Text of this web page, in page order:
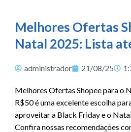
Melhores Ofertas
Natal 2025: Lista
administrador 21/08/25
Melhores Ofertas Shopee para o
R$50 é uma excelente escolha
aproveitar a Black Friday e o
Confira nossas recomendações